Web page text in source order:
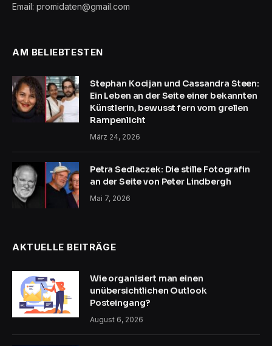
Email: promidaten@gmail.com
AM BELIEBTESTEN
Stephan Kocijan und Cassandra Steen:
Ein Leben an der Seite einer bekannten
Künstlerin, bewusst fern vom grellen
Rampenlicht
März 24, 2026
Petra Sedlaczek: Die stille Fotografin
an der Seite von Peter Lindbergh
Mai 7, 2026
AKTUELLE BEITRÄGE
Wie organisiert man einen
unübersichtlichen Outlook
Posteingang?
August 6, 2026